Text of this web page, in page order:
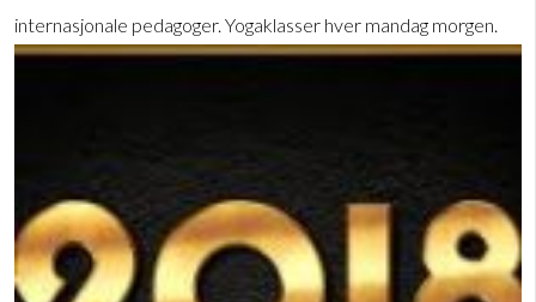
internasjonale pedagoger. Yogaklasser hver mandag morgen.